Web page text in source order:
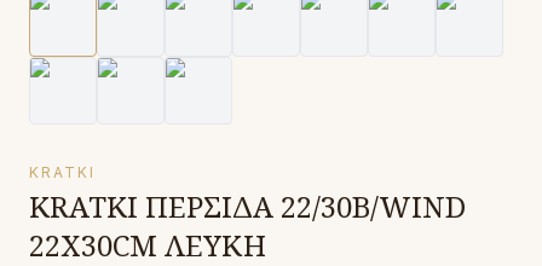
Κήπος
Εκκλησιαστικά
Καλέστε μας: 2651042024
KRATKI
KRATKI ΠΕΡΣΙΔΑ 22/30B/WIND
22X30CM ΛΕΥΚΗ